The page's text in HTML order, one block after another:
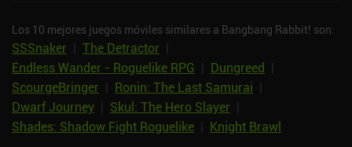
Los 10 mejores juegos móviles similares a Bangbang Rabbit! son:
SSSnaker The Detractor
Endless Wander - Roguelike RPG
Dungreed
ScourgeBringer
Ronin: The Last Samurai
Dwarf Journey
Skul: The Hero Slayer
Shades: Shadow Fight Roguelike
Knight Brawl